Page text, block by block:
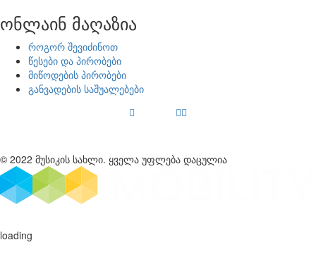
ონლაინ მაღაზია
როგორ შევიძინოთ
წესები და პირობები
მიწოდების პირობები
განვადების საშუალებები
© 2022 მუსიკის სახლი. ყველა უფლება დაცულია
loading